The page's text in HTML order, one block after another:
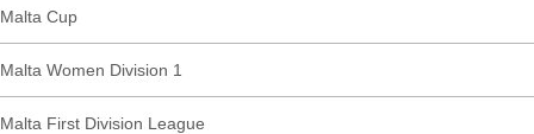
Malta Cup
Malta Women Division 1
Malta First Division League